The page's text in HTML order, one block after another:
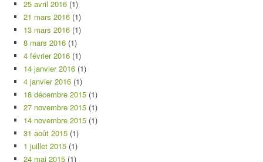
25 avril 2016 (1)
21 mars 2016 (1)
13 mars 2016 (1)
8 mars 2016 (1)
4 février 2016 (1)
14 janvier 2016 (1)
4 janvier 2016 (1)
18 décembre 2015 (1)
27 novembre 2015 (1)
14 novembre 2015 (1)
31 août 2015 (1)
1 juillet 2015 (1)
24 mai 2015 (1)